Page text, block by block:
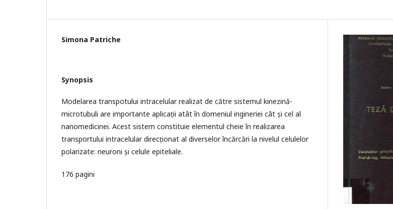
Simona Patriche
Synopsis
Modelarea transpotului intracelular realizat de către sistemul kinezină-
microtubuli are importante aplicații atât în domeniul ingineriei cât și cel al
nanomedicinei. Acest sistem constituie elementul cheie în realizarea
transportului intracelular direcționat al diverselor încărcări la nivelul celulelor
polarizate: neuroni și celule epiteliale.
176 pagini